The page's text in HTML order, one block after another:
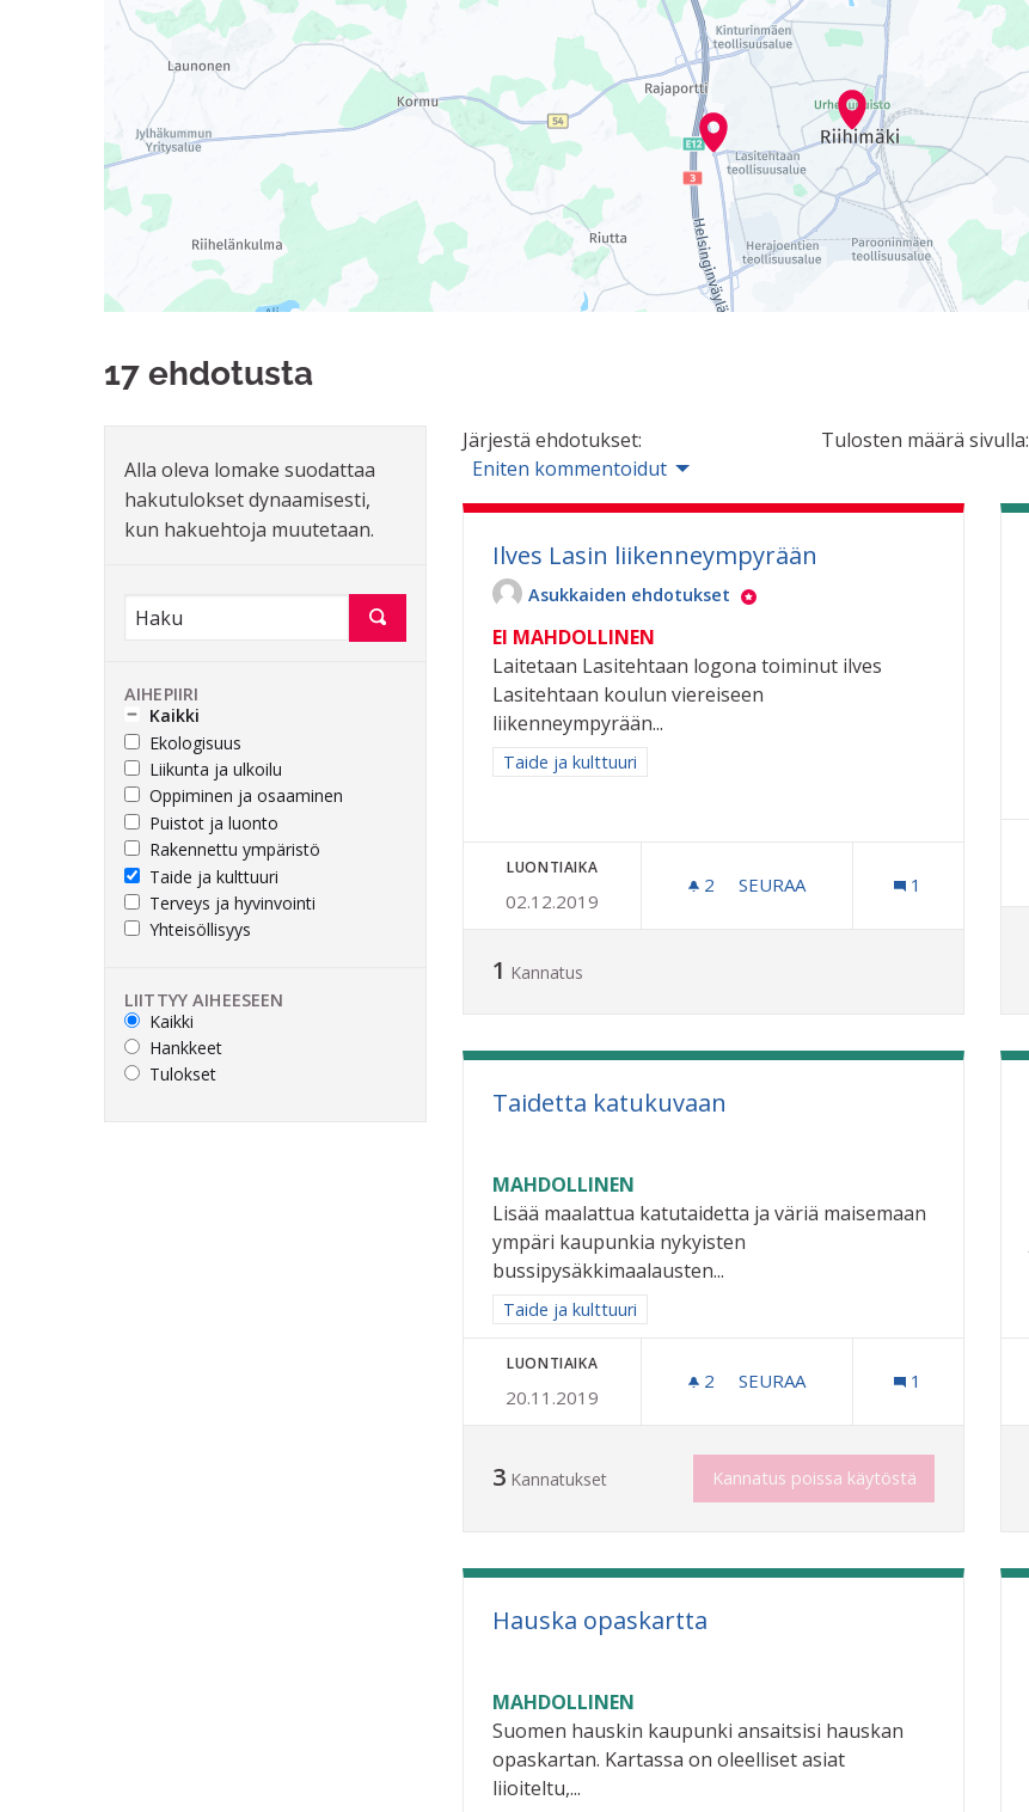
17 ehdotusta
Alla oleva lomake suodattaa
hakutulokset dynaamisesti,
kun hakuehtoja muutetaan.
AIHEPIIRI
Kaikki
Ekologisuus
Liikunta ja ulkoilu
Oppiminen ja osaaminen
Puistot ja luonto
Rakennettu ympäristö
Taide ja kulttuuri
Terveys ja hyvinvointi
Yhteisöllisyys
LIITTYY AIHEESEEN
Kaikki
Hankkeet
Tulokset
Järjestä ehdotukset:
Eniten kommentoidut
Tulosten määrä sivulla:
Ilves Lasin liikenneympyrään
Asukkaiden ehdotukset
EI MAHDOLLINEN
Laitetaan Lasitehtaan logona toiminut ilves
Lasitehtaan koulun viereiseen
liikenneympyrään...
Rajaa tulokset aihepiirin mukaan: Taide ja kulttuuri
Taide ja kulttuuri
LUONTIAIKA
02.12.2019
2 2 SEURAAJAA
SEURAA 1
1 Kannatus
Taidetta katukuvaan
MAHDOLLINEN
Lisää maalattua katutaidetta ja väriä maisemaan
ympäri kaupunkia nykyisten
bussipysäkkimaalausten...
Rajaa tulokset aihepiirin mukaan: Taide ja kulttuuri
Taide ja kulttuuri
LUONTIAIKA
20.11.2019
2 2 SEURAAJAA
SEURAA 1
3 Kannatukset Kannatus poissa käytöstä
Hauska opaskartta
MAHDOLLINEN
Suomen hauskin kaupunki ansaitsisi hauskan
opaskartan. Kartassa on oleelliset asiat
liioiteltu,...